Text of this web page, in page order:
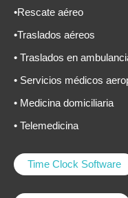
•Rescate aéreo
•Traslados aéreos
• Traslados en
• Servicios médicos
• Medicina domiciliaria
• Telemedicina
Time Clock Software